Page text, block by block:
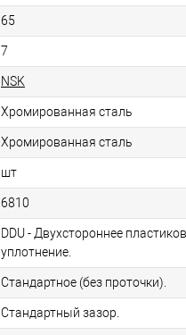
65
7
NSK
Хромированная сталь
Хромированная сталь
шт
6810
DDU - Двухстороннее
уплотнение.
Стандартное (без проточки).
Стандартный зазор.